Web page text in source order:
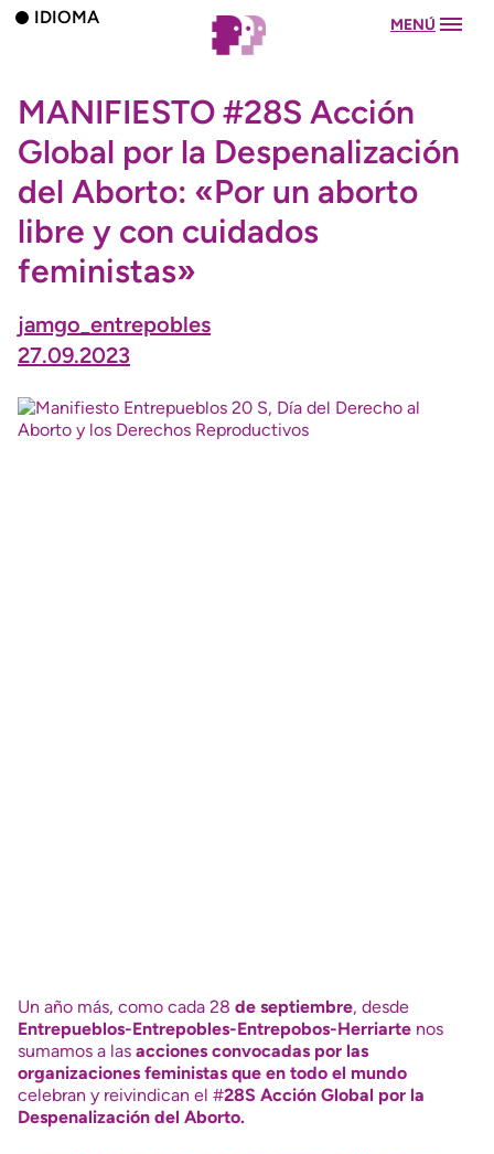
IDIOMA MENÚ
MANIFIESTO #28S Acción
Global por la Despenalización
del Aborto: «Por un aborto
libre y con cuidados
feministas»
jamgo_entrepobles
27.09.2023
Un año más, como cada 28 de septiembre, desde
Entrepueblos-Entrepobles-Entrepobos-Herriarte nos
sumamos a las acciones convocadas por las
organizaciones feministas que en todo el mundo
celebran y reivindican el #28S Acción Global por la
Despenalización del Aborto.